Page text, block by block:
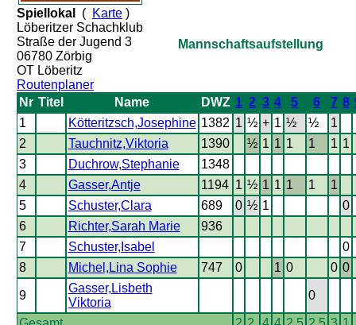
Spiellokal
( Karte)
Löberitzer Schachklub
Straße der Jugend 3
06780 Zörbig
OT Löberitz
Routenplaner
Mannschaftsaufstellung
Nr Titel Name DWZ 1 2 3 4 5 6 7 8
1
Kötteritzsch,Josephine 1382 1 ½ + 1 ½ ½
1
2
Tauchnitz,Viktoria 1390 ½ 1 1 1 1 1 1
3
Duchrow,Stephanie
1348
4
Gasser,Antje 1194 1 ½ 1 1 1 1
1
5
Schuster,Clara 689 0 ½ 1
0
6
Richter,Sarah Marie
936
7
Schuster,Isabel
0
8
Michel,Lina Sophie 747 0 1 0 0 0
9
Gasser,Lisbeth
Viktoria
0